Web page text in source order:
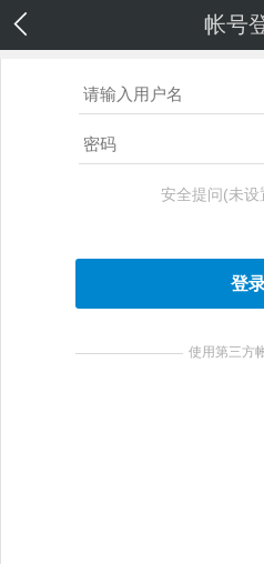
帐号
安全提问(未设
登
使用第三方